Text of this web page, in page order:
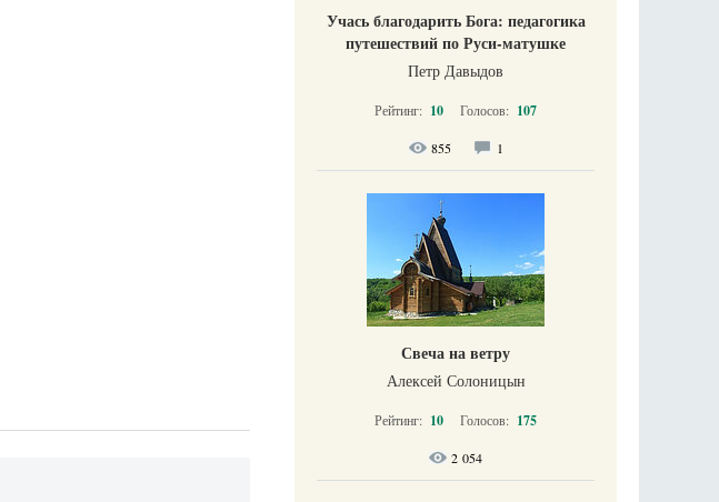
Учась благодарить Бога: педагогика
путешествий по Руси-матушке
Петр Давыдов
Рейтинг: 10 Голосов: 107
855 1
Свеча на ветру
Алексей Солоницын
Рейтинг: 10 Голосов: 175
2 054